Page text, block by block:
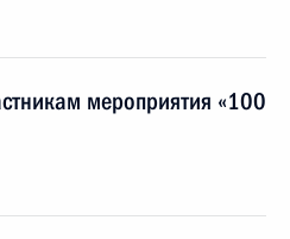
мероприятия «100